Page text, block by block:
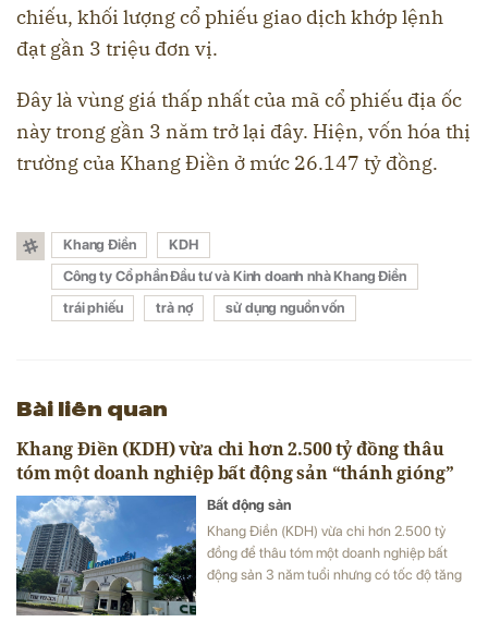
chiếu, khối lượng cổ phiếu giao dịch khớp lệnh
đạt gần 3 triệu đơn vị.
Đây là vùng giá thấp nhất của mã cổ phiếu địa ốc
này trong gần 3 năm trở lại đây. Hiện, vốn hóa thị
trường của Khang Điền ở mức 26.147 tỷ đồng.
Khang Điền
KDH
Công ty Cổ phần Đầu tư và Kinh doanh nhà Khang Điền
trái phiếu
trả nợ sử dụng nguồn vốn
Bài liên quan
Khang Điền (KDH) vừa chi hơn 2.500 tỷ đồng thâu
tóm một doanh nghiệp bất động sản “thánh gióng”
Bất động sản
Khang Điền (KDH) vừa chi hơn 2.500 tỷ
đồng để thâu tóm một doanh nghiệp bất
động sản 3 năm tuổi nhưng có tốc độ tăng